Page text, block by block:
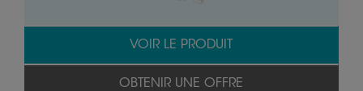
VOIR LE PRODUIT
OBTENIR UNE OFFRE